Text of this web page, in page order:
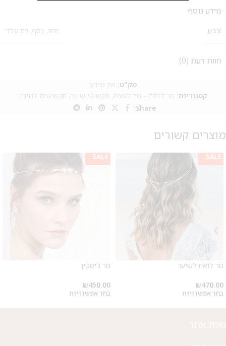
מידע נוסף
צבע
זהב, כסף, רוז גולד
חוות דעת (0)
מק"ט: אין מידע
קטגוריות: נזר לכלה - נזר למצח, תכשיטי שיער, תכשיטים לחינה
Share:
מוצרים קשורים
SALE
נזר לואיז לשיער
₪470.00
בחר אפשרויות
SALE
נזר ג'יסטין
₪450.00
בחר אפשרויות
מבצע 1+1
על החירור ל-50 הפונות ראשונות
אזניים